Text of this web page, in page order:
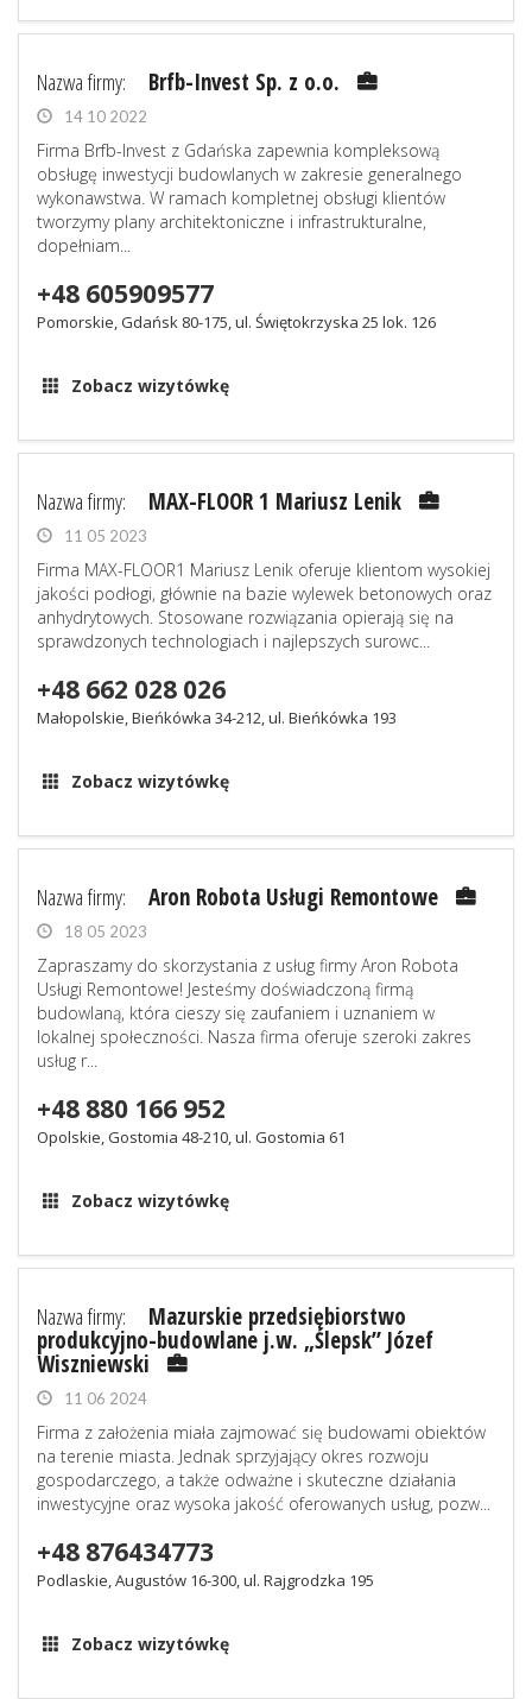
Nazwa firmy: Brfb-Invest Sp. z o.o.
14 10 2022
Firma Brfb-Invest z Gdańska zapewnia kompleksową
obsługę inwestycji budowlanych w zakresie generalnego
wykonawstwa. W ramach kompletnej obsługi klientów
tworzymy plany architektoniczne i infrastrukturalne,
dopełniam...
+48 605909577
Pomorskie, Gdańsk 80-175, ul. Świętokrzyska 25 lok. 126
Zobacz wizytówkę
Nazwa firmy: MAX-FLOOR 1 Mariusz Lenik
11 05 2023
Firma MAX-FLOOR1 Mariusz Lenik oferuje klientom wysokiej
jakości podłogi, głównie na bazie wylewek betonowych oraz
anhydrytowych. Stosowane rozwiązania opierają się na
sprawdzonych technologiach i najlepszych surowc...
+48 662 028 026
Małopolskie, Bieńkówka 34-212, ul. Bieńkówka 193
Zobacz wizytówkę
Nazwa firmy: Aron Robota Usługi Remontowe
18 05 2023
Zapraszamy do skorzystania z usług firmy Aron Robota
Usługi Remontowe! Jesteśmy doświadczoną firmą
budowlaną, która cieszy się zaufaniem i uznaniem w
lokalnej społeczności. Nasza firma oferuje szeroki zakres
usług r...
+48 880 166 952
Opolskie, Gostomia 48-210, ul. Gostomia 61
Zobacz wizytówkę
Nazwa firmy: Mazurskie przedsiębiorstwo
produkcyjno-budowlane j.w. „Ślepsk” Józef
Wiszniewski
11 06 2024
Firma z założenia miała zajmować się budowami obiektów
na terenie miasta. Jednak sprzyjający okres rozwoju
gospodarczego, a także odważne i skuteczne działania
inwestycyjne oraz wysoka jakość oferowanych usług, pozw...
+48 876434773
Podlaskie, Augustów 16-300, ul. Rajgrodzka 195
Zobacz wizytówkę